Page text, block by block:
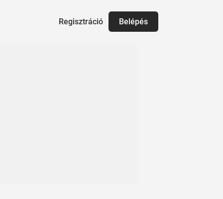
Belépés
Regisztráció